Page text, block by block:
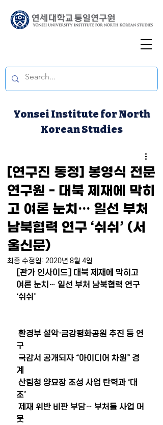
Yonsei Institute for North
Korean Studies
[연구진 동정] 봉영식 전문
연구원 - 대북 제재에 막히
고 여론 눈치… 일선 부처
남북협력 연구 ‘쉬쉬’ (서
울신문)
최종 수정일: 2020년 8월 4일
[관가 인사이드] 대북 제재에 막히고
여론 눈치… 일선 부처 남북협력 연구
‘쉬쉬’
환경부 설악·금강평화공원 추진 등 연
구
국감서 공개되자 “아이디어 차원” 경
계
산림청 양묘장 조성 사업 탄력과 ‘대
조’
제재 위반 비판 부담… 부처들 사업 머
뭇